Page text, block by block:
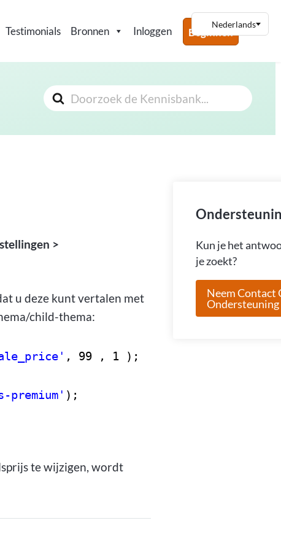
Testimonials Bronnen Inloggen Beginnen
Zoeken
Naar
>
u deze kunt vertalen met
child-thema:
, 99 , 1 );
premium' );
te wijzigen, wordt
Kun je het
je zoekt?
Neem Contact
Ondersteuning